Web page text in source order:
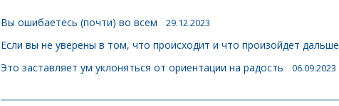
Вы ошибаетесь (почти) во всем 29.12.2023
Если вы не уверены в том, что происходит и что произойдет дальше
Это заставляет ум уклоняться от ориентации на радость 06.09.2023